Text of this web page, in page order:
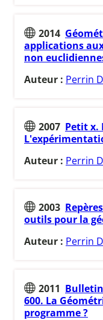
2014
applications
non
Auteur : Perrin
2007 Petit x.
Auteur : Perrin
2003
outils pour la
Auteur : Perrin
2011 Bulletin
600. La
programme ?